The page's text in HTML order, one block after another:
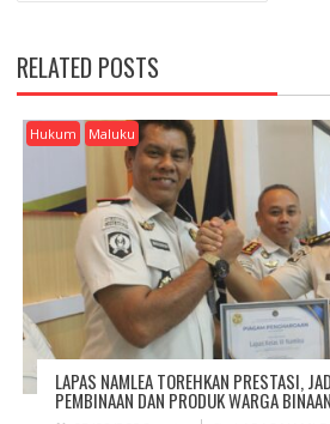
V
I
G
A
T
O
RELATED POSTS
Hukum Maluku
LAPAS NAMLEA TOREHKAN PRESTASI,
PEMBINAAN DAN PRODUK WARGA BINAAN